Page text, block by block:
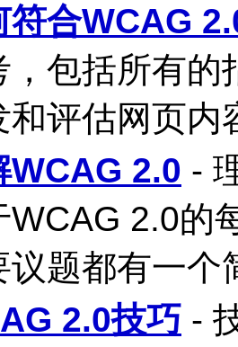
符合WCAG
，包括所有的
和评估网页内
WCAG 2.0 -
WCAG 2.0的
议题都有一个
2.0技巧 -